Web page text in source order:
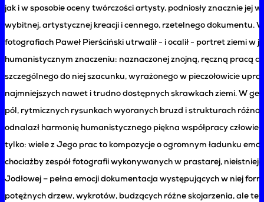
jak i w sposobie oceny twórczości artysty, podniosły znacznie jej
wybitnej, artystycznej kreacji i cennego, rzetelnego dokumentu.
fotografiach Paweł Pierściński utrwalił - i ocalił - portret ziemi w
humanistycznym znaczeniu: naznaczonej znojną, ręczną pracą
szczególnego do niej szacunku, wyrażonego w pieczołowicie
najmniejszych nawet i trudno dostępnych skrawkach ziemi. W
pól, rytmicznych rysunkach wyoranych bruzd i strukturach
odnalazł harmonię humanistycznego piękna współpracy
tylko: wiele z Jego prac to kompozycje o ogromnym ładunku
chociażby zespół fotografii wykonywanych w prastarej,
Jodłowej – pełna emocji dokumentacja występujących w niej
potężnych drzew, wykrotów, budzących różne skojarzenia, ale